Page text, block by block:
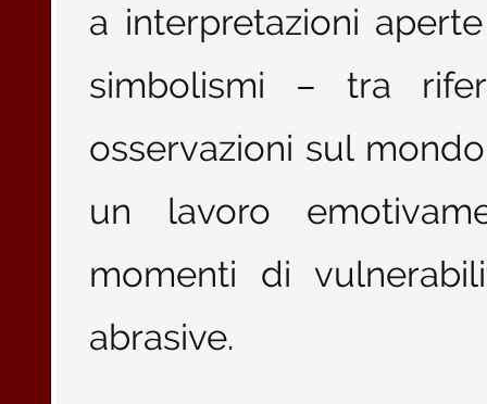
a interpretazioni
simbolismi – tra
osservazioni sul
un lavoro
momenti di
abrasive.